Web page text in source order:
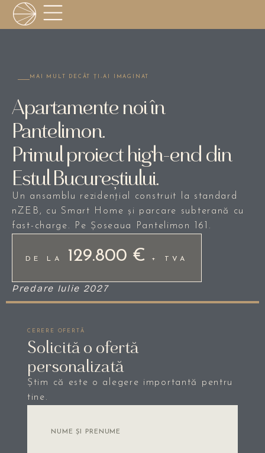
MAI MULT DECÂT ȚI-AI IMAGINAT
Apartamente noi în
Pantelimon.
Primul proiect high-end din
Estul Bucureștiului.
Un ansamblu rezidențial construit la standard
nZEB, cu Smart Home și parcare subterană cu
fast-charge. Pe Șoseaua Pantelimon 161.
DE LA 129.800 € + TVA
Predare Iulie 2027
CERERE OFERTĂ
Solicită o ofertă
personalizată
Știm că este o alegere importantă pentru
tine.
NUME ȘI PRENUME